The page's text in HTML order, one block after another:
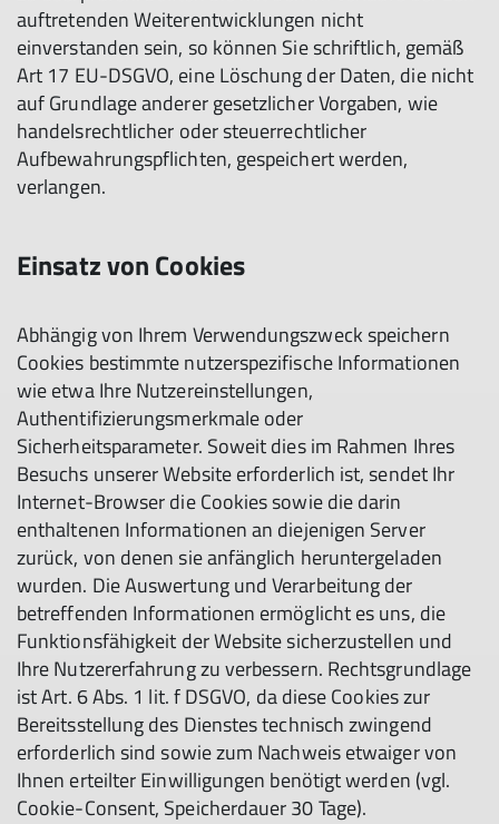
auftretenden Weiterentwicklungen nicht
einverstanden sein, so können Sie schriftlich, gemäß
Art 17 EU-DSGVO, eine Löschung der Daten, die nicht
auf Grundlage anderer gesetzlicher Vorgaben, wie
handelsrechtlicher oder steuerrechtlicher
Aufbewahrungspflichten, gespeichert werden,
verlangen.
Einsatz von Cookies
Abhängig von Ihrem Verwendungszweck speichern
Cookies bestimmte nutzerspezifische Informationen
wie etwa Ihre Nutzereinstellungen,
Authentifizierungsmerkmale oder
Sicherheitsparameter. Soweit dies im Rahmen Ihres
Besuchs unserer Website erforderlich ist, sendet Ihr
Internet-Browser die Cookies sowie die darin
enthaltenen Informationen an diejenigen Server
zurück, von denen sie anfänglich heruntergeladen
wurden. Die Auswertung und Verarbeitung der
betreffenden Informationen ermöglicht es uns, die
Funktionsfähigkeit der Website sicherzustellen und
Ihre Nutzererfahrung zu verbessern. Rechtsgrundlage
ist Art. 6 Abs. 1 lit. f DSGVO, da diese Cookies zur
Bereitsstellung des Dienstes technisch zwingend
erforderlich sind sowie zum Nachweis etwaiger von
Ihnen erteilter Einwilligungen benötigt werden (vgl.
Cookie-Consent, Speicherdauer 30 Tage).